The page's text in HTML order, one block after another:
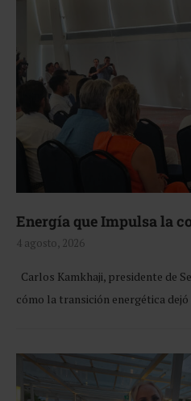
Energía que Impulsa la
4 agosto, 2026
Carlos Kamkhaji, presidente de
cómo la transición energética